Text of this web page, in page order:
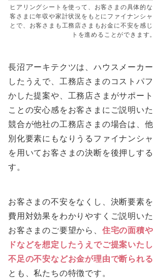
ヒアリングシートを使って、お客さまの具体的
客さまに年収や家計状況をもとにファイナンシ
とで、お客さまも工務店さまもお金に不安を感
トを進めることができます。
長沼アーキテクツは、ハウスメーカ
したうえで、工務店さまのコストパ
かした提案や、工務店さまがサポー
ことの安心感をお客さまにご説明いた
競合が他社の工務店さまの場合は、
別化要素にもなりうるファイナンシ
を用いてお客さまの決断を後押しす
す。
お客さまの不安をなくし、決断要素を
費用対効果をわかりやすくご説明いた
お客さまのご要望から、 住宅の面積
ドなどを想定したうえでご提案いた
不足の不安などお金が理由で断られ
とも、私たちの特徴です。